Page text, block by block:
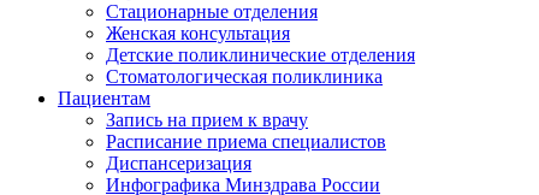
Стационарные отделения
Женская консультация
Детские поликлинические отделения
Стоматологическая поликлиника
Пациентам
Запись на прием к врачу
Расписание приема специалистов
Диспансеризация
Инфографика Минздрава России